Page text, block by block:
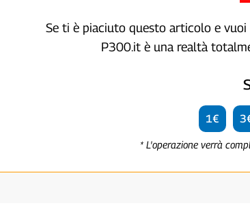
Se ti è piaciuto questo articolo e
P300.it è una realtà
1€
* L'operazione verrà